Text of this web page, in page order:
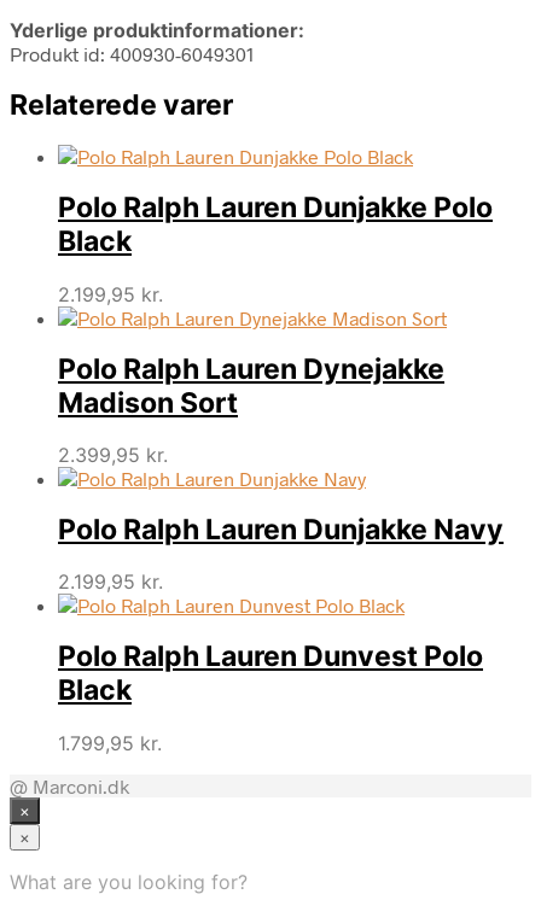
Yderlige produktinformationer:
Produkt id: 400930-6049301
Relaterede varer
Polo Ralph Lauren Dunjakke Polo
Black
2.199,95 kr.
Polo Ralph Lauren Dynejakke
Madison Sort
2.399,95 kr.
Polo Ralph Lauren Dunjakke Navy
2.199,95 kr.
Polo Ralph Lauren Dunvest Polo
Black
1.799,95 kr.
@ Marconi.dk
×
×
What are you looking for?